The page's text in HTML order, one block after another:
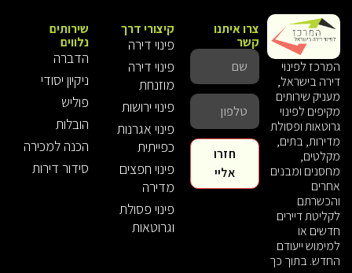
המרכז לפינוי
דירה בישראל,
מעניק שירותים
מקיפים לפינוי
גרוטאות ופסולת
מדירות, בתים,
מקלטים,
מחסנים ומבנים
אחרים
והכשרתם
לקליטת דיירים
חדשים או
למימוש ייעודם
החדש. בתוך כך
קיצורי דרך
פינוי דירה
פינוי דירה
מוזנחת
פינוי ירושות
פינוי אגרנות
כפייתית
פינוי חפצים
מדירה
פינוי פסולת
וגרוטאות
שירותים
נלווים
הדברה
ניקיון יסודי
פוליש
הובלות
הכנה למכירה
סידור דירות
צרו איתנו
קשר
חזרו
אליי